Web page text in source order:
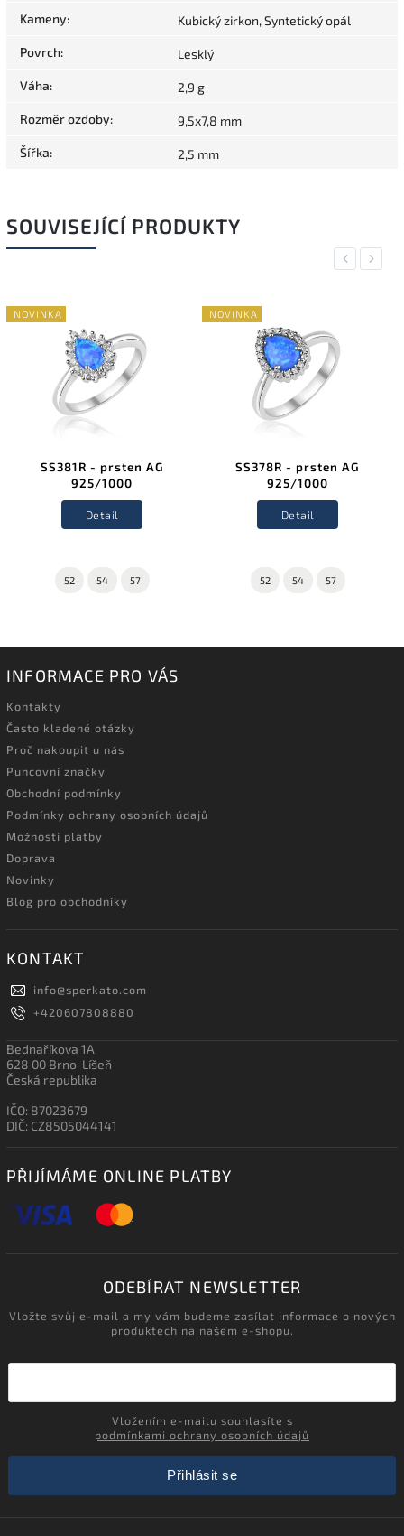
Kameny: Kubický zirkon, Syntetický opál
Povrch: Lesklý
Váha: 2,9 g
Rozměr ozdoby: 9,5x7,8 mm
Šířka: 2,5 mm
SOUVISEJÍCÍ PRODUKTY
Previous
NOVINKA
SS381R - prsten AG
925/1000
Detail
52 54 57
NOVINKA
SS378R - prsten AG
925/1000
Detail
52 54 57
Next
INFORMACE PRO VÁS
Kontakty
Často kladené otázky
Proč nakoupit u nás
Puncovní značky
Obchodní podmínky
Podmínky ochrany osobních údajů
Možnosti platby
Doprava
Novinky
Blog pro obchodníky
KONTAKT
info@sperkato.com
+420607808880
Bednaříkova 1A
628 00 Brno-Líšeň
Česká republika
IČO: 87023679
DIČ: CZ8505044141
PŘIJÍMÁME ONLINE PLATBY
ODEBÍRAT NEWSLETTER
Vložte svůj e-mail a my vám budeme zasílat informace o nových
produktech na našem e-shopu.
podmínkami ochrany osobních údajů
Přihlásit se